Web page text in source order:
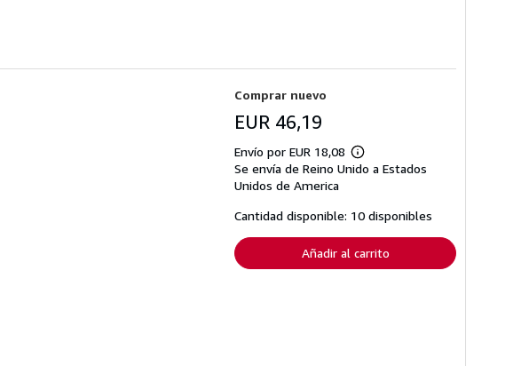
Comprar nuevo
EUR 46,19
Envío por EUR 18,08
Más
información
tarifas
de
envío
Se envía de Reino Unido a Estados
Unidos de America
Cantidad disponible: 10 disponibles
Añadir al carrito